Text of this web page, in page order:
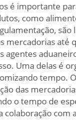
é importante
como
são
até
Uma delas é
tempo.
das
o tempo de
com